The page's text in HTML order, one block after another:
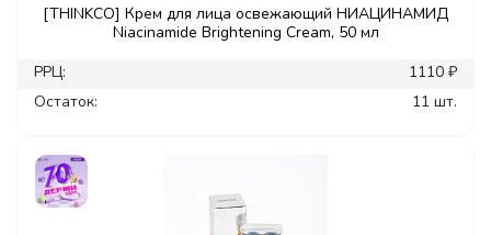
[THINKCO] Крем для лица освежающий НИАЦИНАМИД
Niacinamide Brightening Cream, 50 мл
РРЦ:
1110 ₽
Остаток:
11 шт.